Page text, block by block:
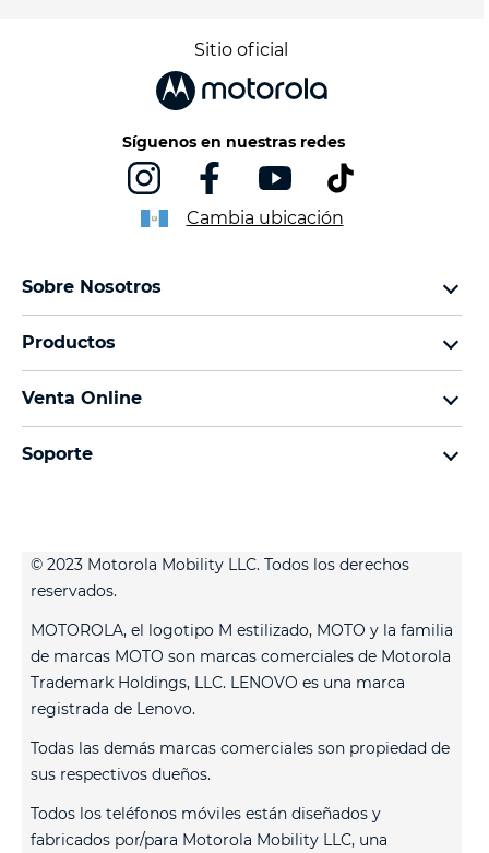
Sitio oficial
Síguenos en nuestras redes
Cambia ubicación
Sobre Nosotros
Términos de uso
Aviso de Privacidad de Producto
Aviso de Privacidad Web
Productos
motorola razr
moto g
Venta Online
Soporte
Controladores
Contáctanos
servicio técnico
Estatus de tu reparación
© 2023 Motorola Mobility LLC. Todos los derechos
reservados.
MOTOROLA, el logotipo M estilizado, MOTO y la familia
de marcas MOTO son marcas comerciales de Motorola
Trademark Holdings, LLC. LENOVO es una marca
registrada de Lenovo.
Todas las demás marcas comerciales son propiedad de
sus respectivos dueños.
Todos los teléfonos móviles están diseñados y
fabricados por/para Motorola Mobility LLC, una